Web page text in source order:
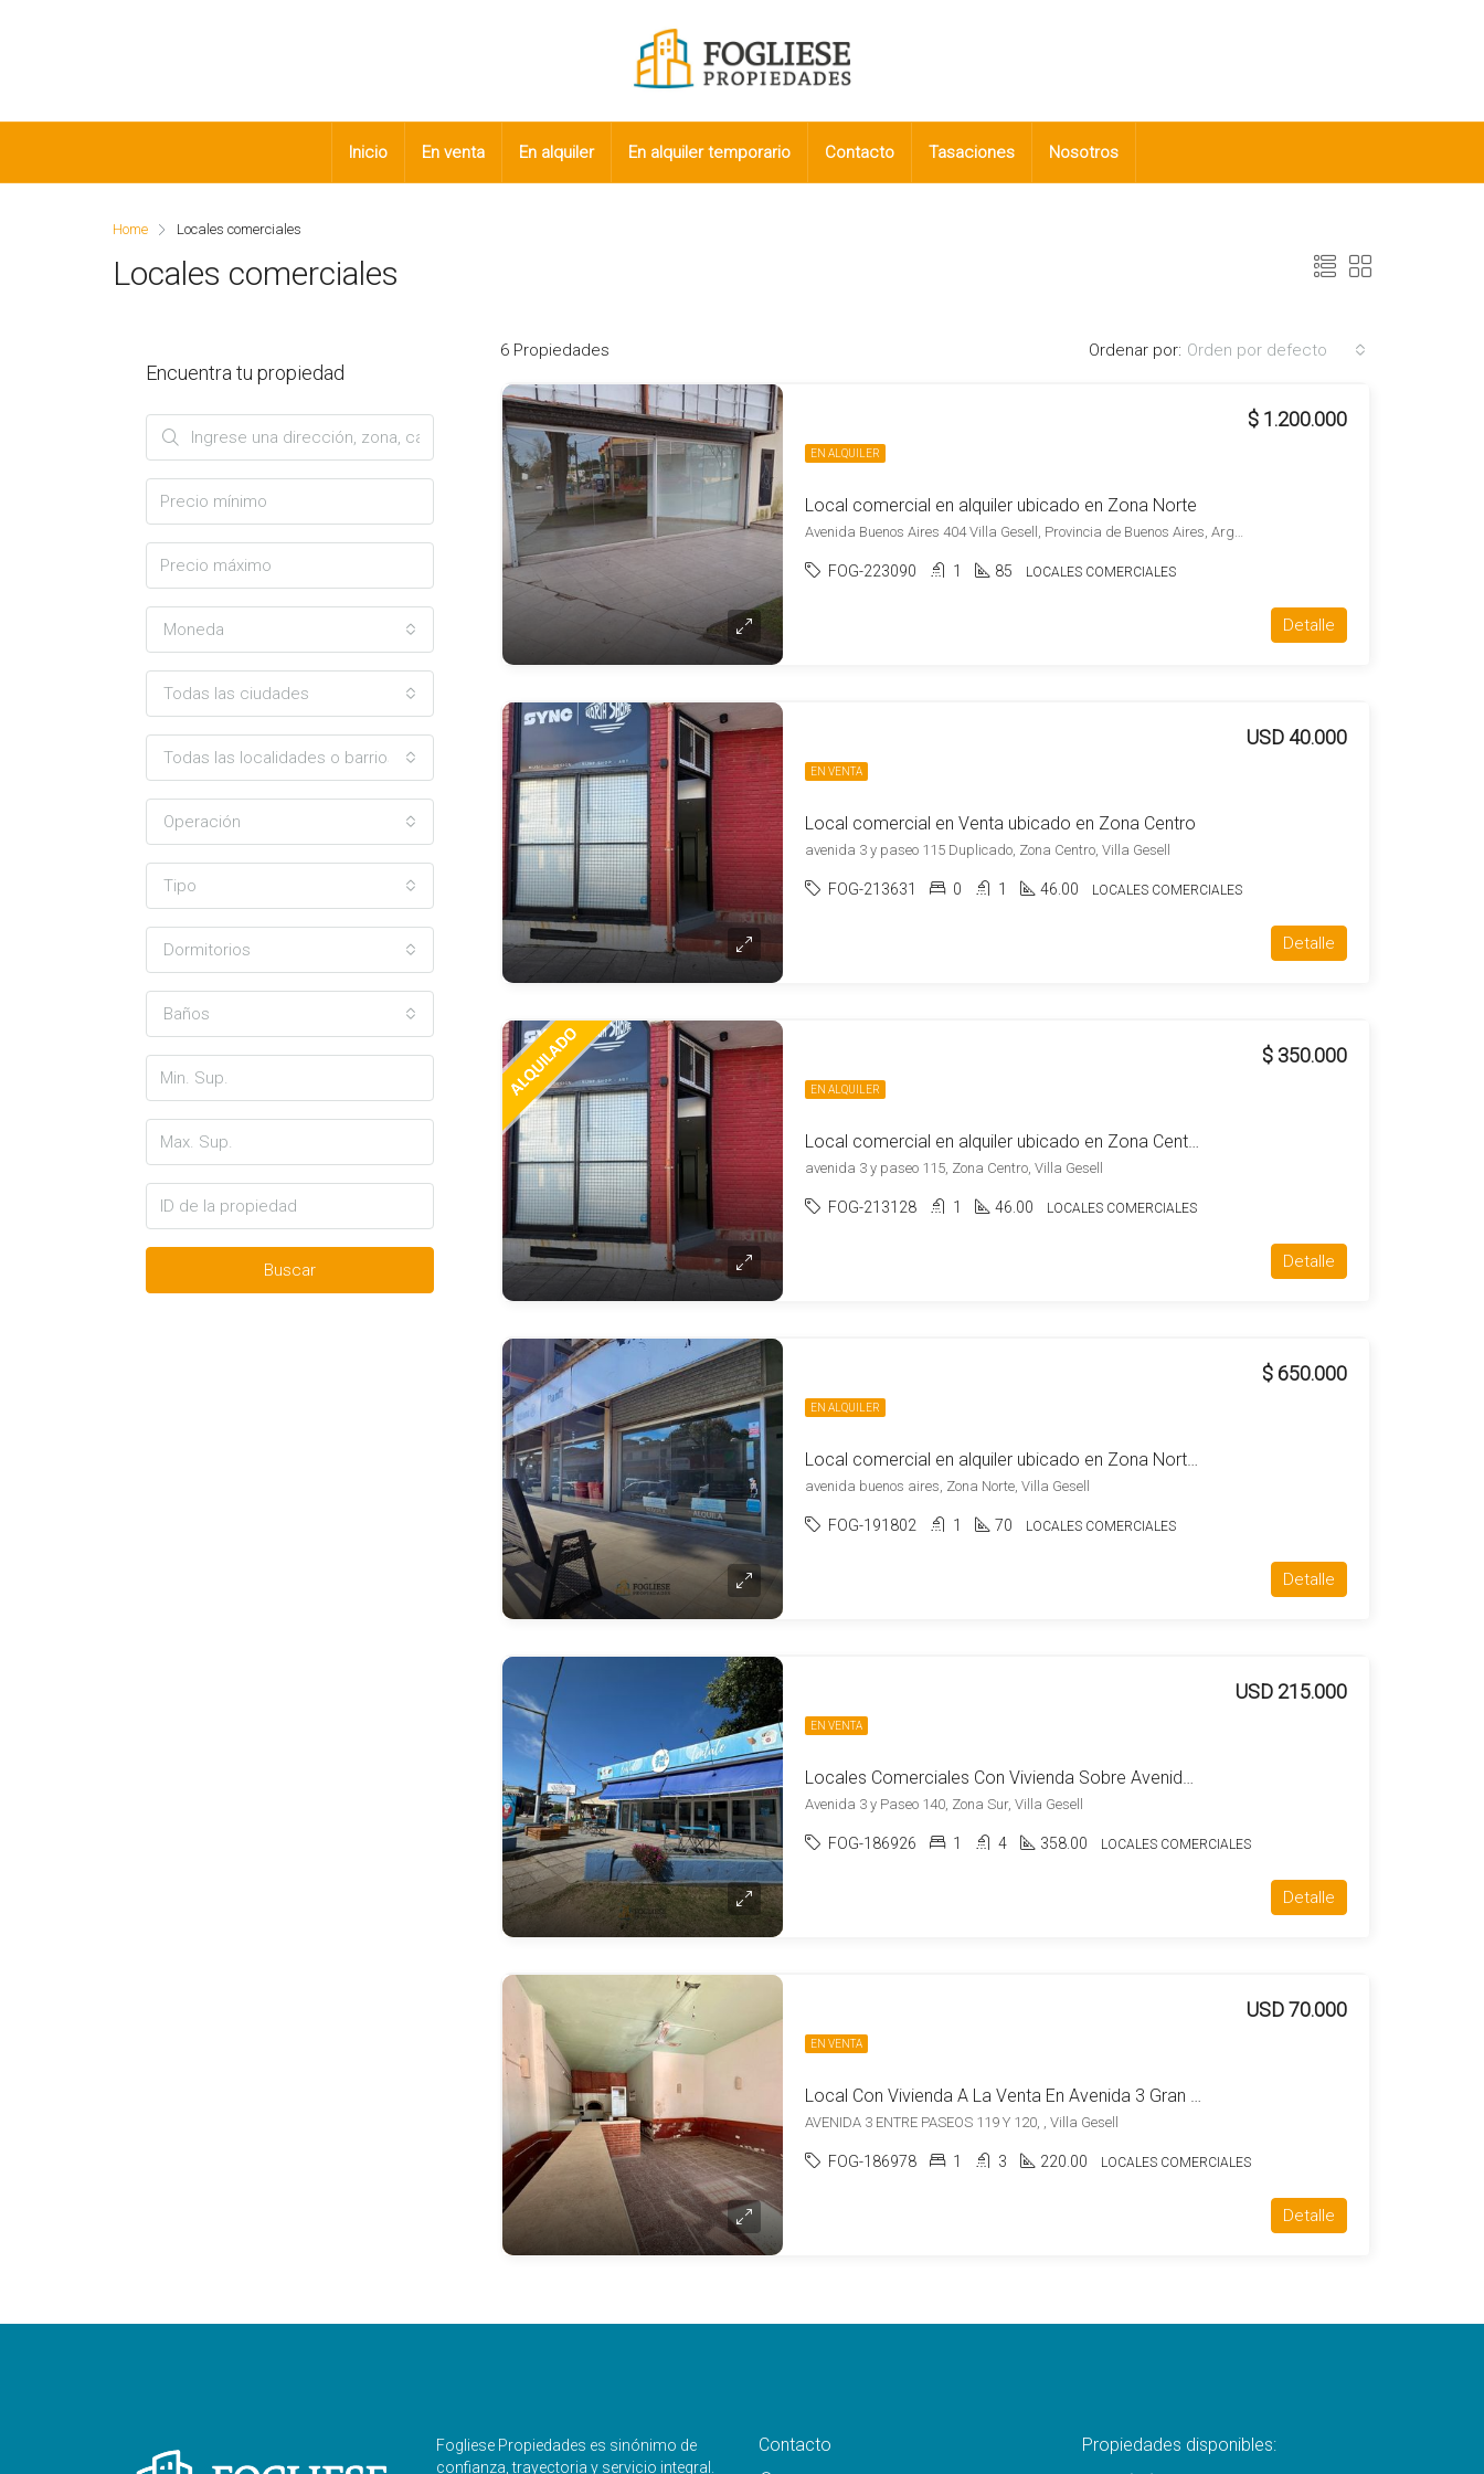
Inicio En venta En alquiler En alquiler temporario Contacto Tasaciones Nosotros
Home Locales comerciales
Locales comerciales
6 Propiedades Ordenar por: Orden por defecto
EN ALQUILER
Local comercial en alquiler ubicado en Zona Norte
$ 1.200.000
Avenida Buenos Aires 404 Villa Gesell, Provincia de Buenos Aires, Argentina, Zona Norte, Villa Gesell
FOG-223090 1 85 LOCALES COMERCIALES
Detalle
EN VENTA
Local comercial en Venta ubicado en Zona Centro
USD 40.000
avenida 3 y paseo 115 Duplicado, Zona Centro, Villa Gesell
FOG-213631 0 1 46.00 LOCALES COMERCIALES
Detalle
EN ALQUILER
Local comercial en alquiler ubicado en Zona Centro
$ 350.000
avenida 3 y paseo 115, Zona Centro, Villa Gesell
FOG-213128 1 46.00 LOCALES COMERCIALES
Detalle
EN ALQUILER
Local comercial en alquiler ubicado en Zona Norte-Villa Gesell
$ 650.000
avenida buenos aires, Zona Norte, Villa Gesell
FOG-191802 1 70 LOCALES COMERCIALES
Detalle
EN VENTA
Locales Comerciales Con Vivienda Sobre Avenida Principal
USD 215.000
Avenida 3 y Paseo 140, Zona Sur, Villa Gesell
FOG-186926 1 4 358.00 LOCALES COMERCIALES
Detalle
EN VENTA
Local Con Vivienda A La Venta En Avenida 3 Gran Potencial Comercial
USD 70.000
AVENIDA 3 ENTRE PASEOS 119 Y 120, , Villa Gesell
FOG-186978 1 3 220.00 LOCALES COMERCIALES
Detalle
Encuentra tu propiedad
Moneda
Todas las ciudades
Todas las localidades o barrios
Operación
Tipo
Dormitorios
Baños
Buscar
Fogliese Propiedades es sinónimo de
confianza, trayectoria y servicio integral.
Contacto Propiedades disponibles: